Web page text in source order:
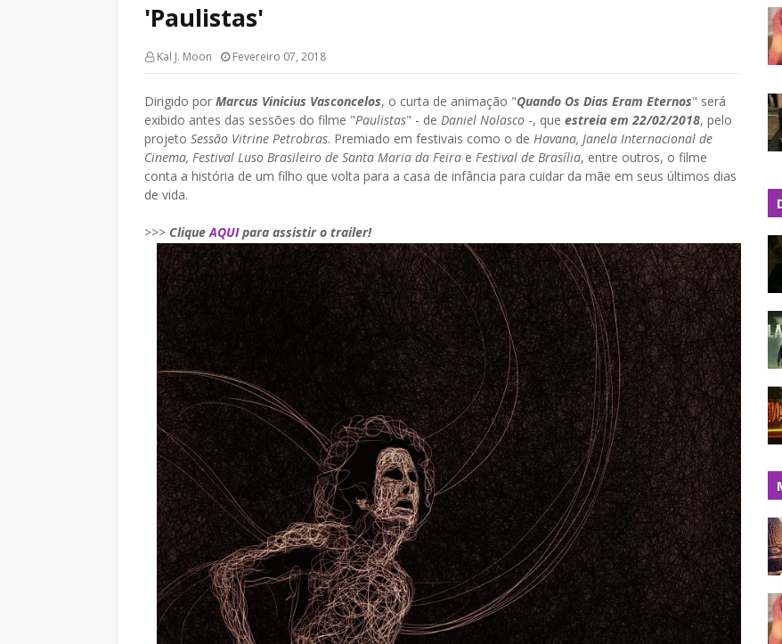
'Paulistas'
Kal J. Moon Fevereiro 07, 2018
Dirigido por Marcus Vinicius Vasconcelos, o curta de animação "Quando Os Dias Eram Eternos" será
exibido antes das sessões do filme "Paulistas" - de Daniel Nolasco -, que estreia em 22/02/2018, pelo
projeto Sessão Vitrine Petrobras. Premiado em festivais como o de Havana, Janela Internacional de
Cinema, Festival Luso Brasileiro de Santa Maria da Feira e Festival de Brasília, entre outros, o filme
conta a história de um filho que volta para a casa de infância para cuidar da mãe em seus últimos dias
de vida.
>>> CliqueAQUIpara assistir o trailer!